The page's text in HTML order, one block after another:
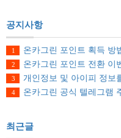
공지사항
1
온카그린 포인트 획득 방
2 온카그린 포인트 전환 이
3
개인정보 및 아이피 정보
4 온카그린 공식 텔레그램
최근글